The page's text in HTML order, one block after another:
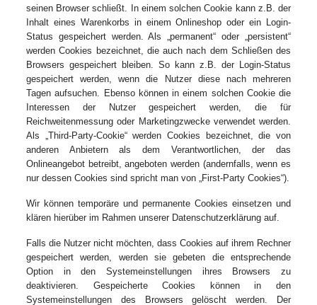
seinen Browser schließt. In einem solchen Cookie kann z.B. der
Inhalt eines Warenkorbs in einem Onlineshop oder ein Login-
Status gespeichert werden. Als „permanent“ oder „persistent“
werden Cookies bezeichnet, die auch nach dem Schließen des
Browsers gespeichert bleiben. So kann z.B. der Login-Status
gespeichert werden, wenn die Nutzer diese nach mehreren
Tagen aufsuchen. Ebenso können in einem solchen Cookie die
Interessen der Nutzer gespeichert werden, die für
Reichweitenmessung oder Marketingzwecke verwendet werden.
Als „Third-Party-Cookie“ werden Cookies bezeichnet, die von
anderen Anbietern als dem Verantwortlichen, der das
Onlineangebot betreibt, angeboten werden (andernfalls, wenn es
nur dessen Cookies sind spricht man von „First-Party Cookies“).
Wir können temporäre und permanente Cookies einsetzen und
klären hierüber im Rahmen unserer Datenschutzerklärung auf.
Falls die Nutzer nicht möchten, dass Cookies auf ihrem Rechner
gespeichert werden, werden sie gebeten die entsprechende
Option in den Systemeinstellungen ihres Browsers zu
deaktivieren. Gespeicherte Cookies können in den
Systemeinstellungen des Browsers gelöscht werden. Der